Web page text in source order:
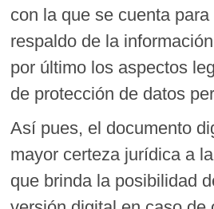
con la que se cuenta
respaldo de la
por último los aspectos
de protección de datos
Así pues, el documento
mayor certeza jurídica a
que brinda la posibilidad